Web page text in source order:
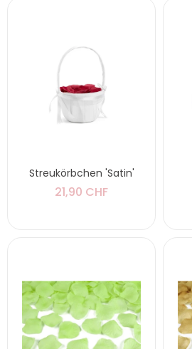
Streukörbchen 'Satin'
21,90 CHF